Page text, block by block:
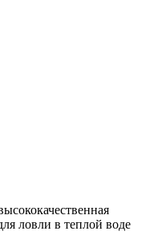
ловли в теплой воде